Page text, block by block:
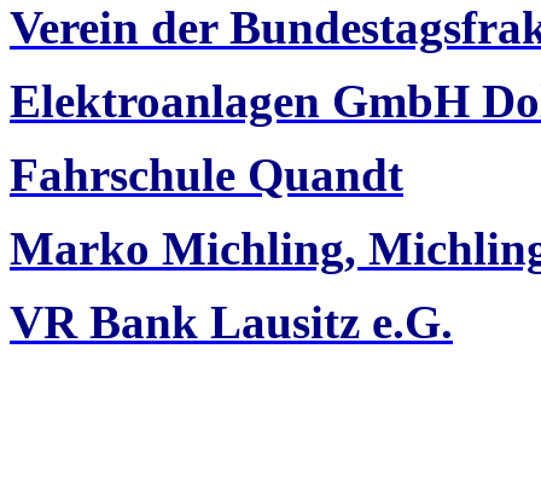
Verein der
Elektroanlagen GmbH
Fahrschule Quandt
Marko Michling,
VR Bank Lausitz e.G.